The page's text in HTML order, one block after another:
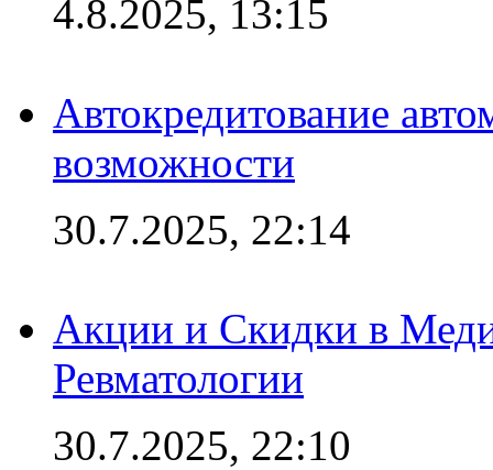
4.8.2025, 13:15
Автокредитование
возможности
30.7.2025, 22:14
Акции и Скидки в
Ревматологии
30.7.2025, 22:10